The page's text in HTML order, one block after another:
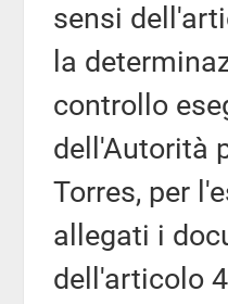
sensi
la
controllo
dell'Autorità
Torres, per
allegati i
dell'articolo